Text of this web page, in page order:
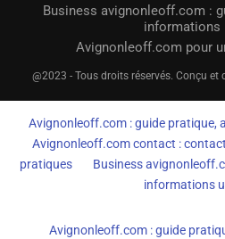
Business avignonleoff.com :
informations
Avignonleoff.com pour
@2023 - Tous droits réservés. Conçu et
Avignonleoff.com : guide pratique,
Avignonleoff.com contact :
pratiques
Business
informations
Avignonleoff.com : guide